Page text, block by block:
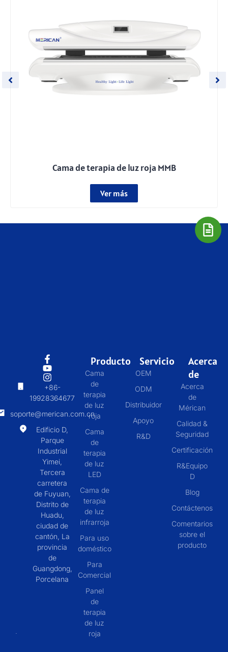
Cama de terapia de luz roja MMB
Ver más
+86-
19928364677
soporte@merican.com.cn
Edificio D,
Parque
Industrial
Yimei,
Tercera
carretera
de Fuyuan,
Distrito de
Huadu,
ciudad de
cantón, La
provincia
de
Guangdong,
Porcelana
Producto
Cama
de
terapia
de luz
roja
Cama
de
terapia
de luz
LED
Cama de
terapia
de luz
infrarroja
Para uso
doméstico
Para
Comercial
Panel
de
terapia
de luz
roja
Servicio
OEM
ODM
Distribuidor
Apoyo
R&D
Acerca
de
Acerca
de
Mérican
Calidad &
Seguridad
Certificación
R&Equipo
D
Blog
Contáctenos
Comentarios
sobre el
producto